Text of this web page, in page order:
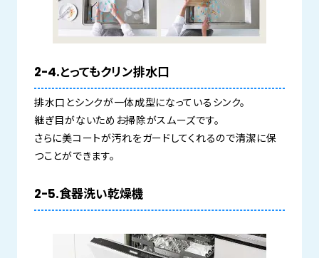
2-4.とってもクリン排水口
排水口とシンクが一体成型になっているシンク。
継ぎ目がないためお掃除がスムーズです。
さらに美コートが汚れをガードしてくれるので清潔に保
つことができます。
2-5.食器洗い乾燥機